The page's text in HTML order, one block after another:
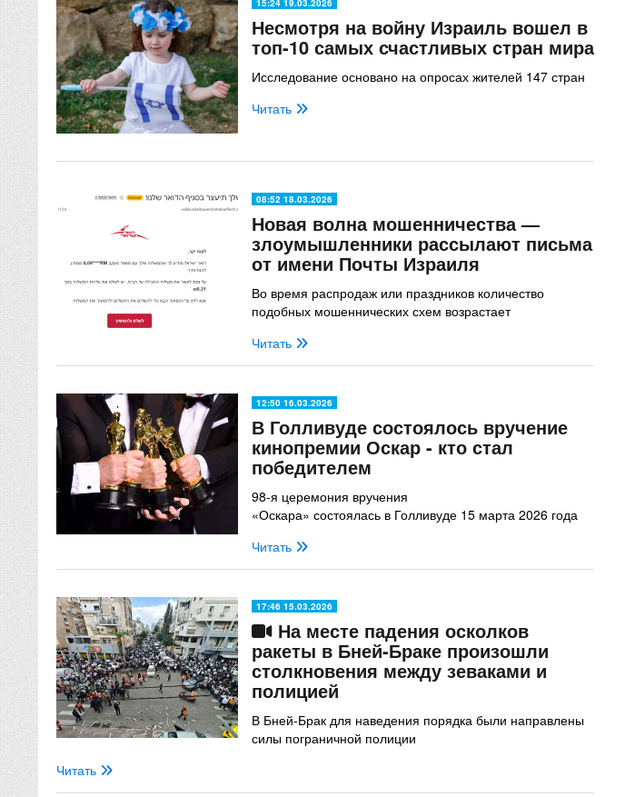
Несмотря на войну Израиль вошел в
топ-10 самых счастливых стран мира
Исследование основано на опросах жителей 147 стран
Читать
08:52 18.03.2026
Новая волна мошенничества —
злоумышленники рассылают письма
от имени Почты Израиля
Во время распродаж или праздников количество
подобных мошеннических схем возрастает
Читать
12:50 16.03.2026
В Голливуде состоялось вручение
кинопремии Оскар - кто стал
победителем
98-я церемония вручения
«Оскара» состоялась в Голливуде 15 марта 2026 года
Читать
17:46 15.03.2026
На месте падения осколков
ракеты в Бней-Браке произошли
столкновения между зеваками и
полицией
В Бней-Брак для наведения порядка были направлены
силы пограничной полиции
Читать